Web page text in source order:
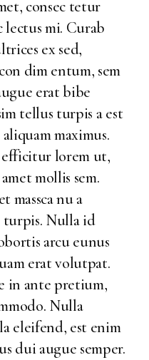
consec tetur
lectus mi. Curab
ex sed,
dim entum, sem
erat bibe
tellus turpis a est
maximus.
lorem ut,
mollis sem.
massca nu a
turpis. Nulla id
arcu eunus
erat volutpat.
in ante pretium,
Nulla
eleifend, est enim
dui augue semper.